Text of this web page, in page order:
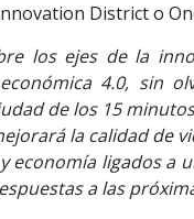
District o
los ejes de la
4.0, sin
de los 15
la calidad de
economía ligados a
a las